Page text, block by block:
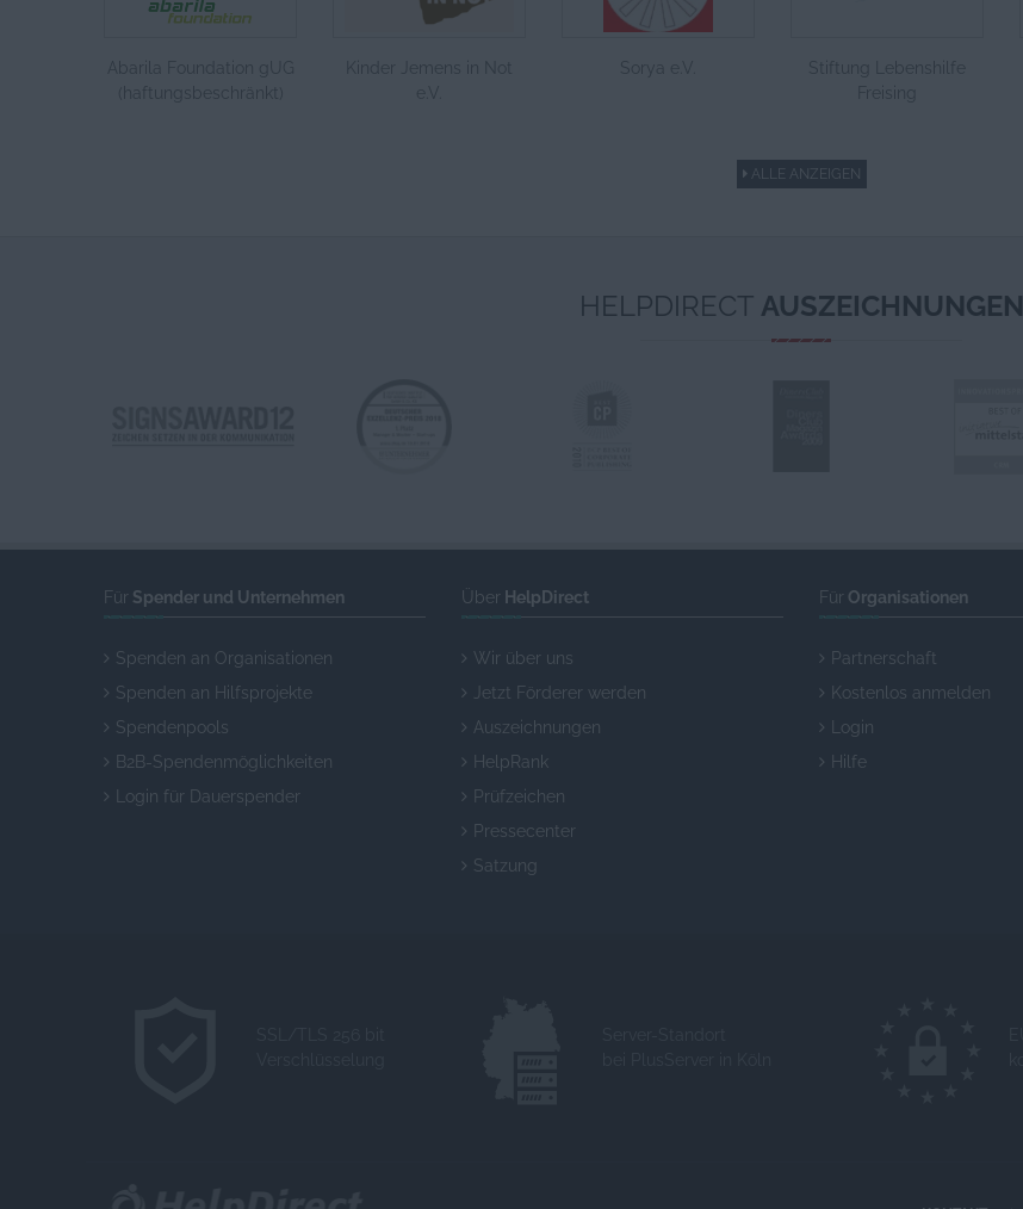
Abarila Foundation gUG
(haftungsbeschränkt)
Kinder Jemens in Not
Sorya e.V.
Stiftung Lebenshilfe
ALLE ANZEIGEN
HELPDIRECT AUSZEICHNUNGEN
Für Spender und Unternehmen
Spenden an Organisationen
Spenden an Hilfsprojekte
Spendenpools
B2B-Spendenmöglichkeiten
Login für Dauerspender
Über HelpDirect
Wir über uns
Jetzt Förderer werden
Auszeichnungen
HelpRank
Prüfzeichen
Pressecenter
Satzung
Für Organisationen
Partnerschaft
Kostenlos anmelden
Login
Hilfe